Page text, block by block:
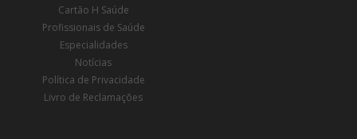
Cartão H Saúde
Profissionais de Saúde
Especialidades
Notícias
Política de Privacidade
Livro de Reclamações